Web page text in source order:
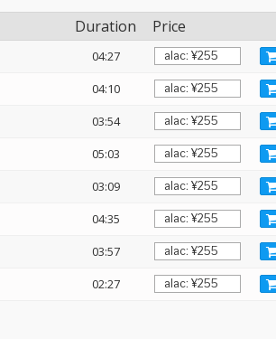
Duration Price
04:27
04:10
03:54
05:03
03:09
04:35
03:57
02:27